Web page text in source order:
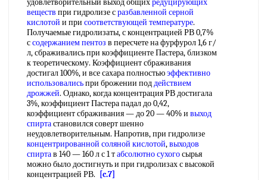
удовлетворительный выход общихредуцирующих
веществ при гидролизе сразбавленной серной
кислотой и при соответствующей температуре.
Получаемые гидролизаты, с концентрацией РВ 0,7%
ссодержанием пентоз в пересчете на фурфурол 1,6 г/
л, сбраживались при коэффициенте Пастера, близком
к теоретическому. Коэффициент сбраживания
достигал 100%, и все сахара полностьюэффективно
использовалисьпри брожении поддействием
дрожжей. Однако, когда концентрация РВ достигала
3%, коэффициент Пастера падал до 0,42,
коэффициент сбраживания — до 20 — 40% и выход
спиртастановился соверт шенно
неудовлетворительным. Напротив, при гидролизе
концентрированной соляной кислотой,выходов
спиртав 140 — 160 л с 1 табсолютно сухогосырья
можно было достигнуть и при гидролизах с высокой
концентрацией РВ.
[c.7]